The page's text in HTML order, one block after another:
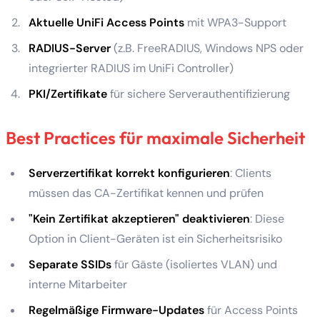
Aktuelle UniFi Access Points mit WPA3-Support
RADIUS-Server(z.B. FreeRADIUS, Windows NPS oder
integrierter RADIUS im UniFi Controller)
PKI/Zertifikatefür sichere Serverauthentifizierung
Best Practices für maximale Sicherheit
Serverzertifikat korrekt konfigurieren: Clients
müssen das CA-Zertifikat kennen und prüfen
"Kein Zertifikat akzeptieren" deaktivieren: Diese
Option in Client-Geräten ist ein Sicherheitsrisiko
Separate SSIDsfür Gäste (isoliertes VLAN) und
interne Mitarbeiter
Regelmäßige Firmware-Updatesfür Access Points